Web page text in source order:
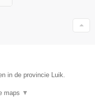
in de provincie Luik.
maps ▼